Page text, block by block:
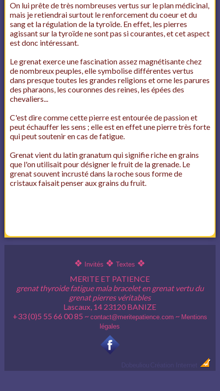
On lui prête de très nombreuses vertus sur le plan médicinal,
mais je retiendrai surtout le renforcement du coeur et du
sang et la régulation de la tyroïde. En effet, les pierres
agissant sur la tyroïde ne sont pas si courantes, et cet aspect
est donc intéressant.
Le grenat exerce une fascination assez magnétisante chez
de nombreux peuples, elle symbolise différentes vertus
dans presque toutes les grandes religions et orne les parures
des pharaons, les couronnes des reines, les épées des
chevaliers...
C'est dire comme cette pierre est entourée de passion et
peut échauffer les sens ; elle est en effet une pierre très forte
qui peut soutenir en cas de fatigue.
Grenat vient du latin granatum qui signifie riche en grains
que l'on utilisait pour désigner le fruit de la grenade. Le
grenat souvent incrusté dans la roche sous forme de
cristaux faisait penser aux grains du fruit.
❖ Invités ❖Textes ❖
MERITE ET PATIENCE
grenat thyroide fatigue mala bracelet en grenat vertu du
grenat pierres véritables
Lascaux, 14 23120 BANIZE
+33 (0)5 55 66 00 85 ~ contact@meritepatience.com ~ Mentions
légales
Dobeuliou Création Internet